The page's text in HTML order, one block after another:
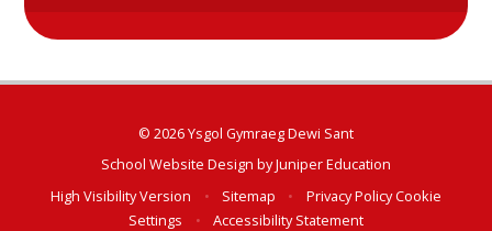
© 2026 Ysgol Gymraeg Dewi Sant
School Website Design byJuniper Education
High Visibility Version
• Sitemap • Privacy PolicyCookie
Settings
• Accessibility Statement